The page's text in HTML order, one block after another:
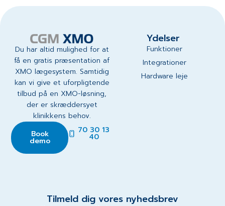
Du har altid mulighed for at
få en gratis præsentation af
XMO lægesystem. Samtidig
kan vi give et uforpligtende
tilbud på en XMO-løsning,
der er skræddersyet
klinikkens behov.
Book
demo
70 30 13
40
Ydelser
Funktioner
Integrationer
Hardware leje
Tilmeld dig vores nyhedsbrev